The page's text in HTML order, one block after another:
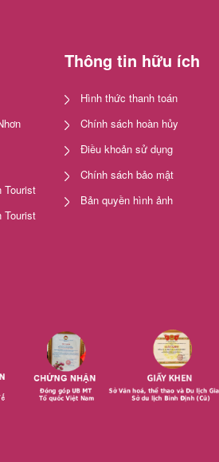
Tourist
Tourist
Thông tin hữu ích
Hình thức thanh toán
Chính sách hoàn hủy
Điều khoản sử dụng
Chính sách bảo mật
Bản quyền hình ảnh